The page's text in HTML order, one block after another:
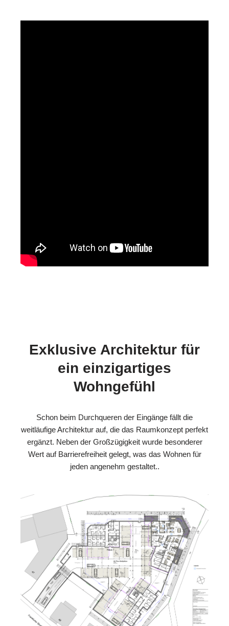
Exklusive Architektur für
ein einzigartiges
Wohngefühl
Schon beim Durchqueren der Eingänge fällt die
weitläufige Architektur auf, die das Raumkonzept perfekt
ergänzt. Neben der Großzügigkeit wurde besonderer
Wert auf Barrierefreiheit gelegt, was das Wohnen für
jeden angenehm gestaltet..